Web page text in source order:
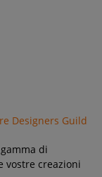
Designers Guild
di
vostre creazioni